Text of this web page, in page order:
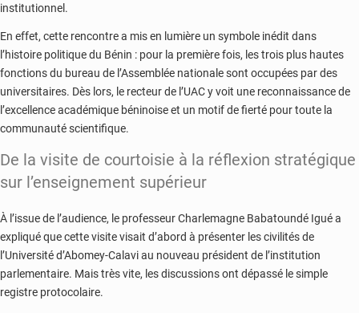
institutionnel.
En effet, cette rencontre a mis en lumière un symbole inédit dans
l’histoire politique du Bénin : pour la première fois, les trois plus hautes
fonctions du bureau de l’Assemblée nationale sont occupées par des
universitaires. Dès lors, le recteur de l’UAC y voit une reconnaissance de
l’excellence académique béninoise et un motif de fierté pour toute la
communauté scientifique.
De la visite de courtoisie à la réflexion stratégique
sur l’enseignement supérieur
À l’issue de l’audience, le professeur Charlemagne Babatoundé Igué a
expliqué que cette visite visait d’abord à présenter les civilités de
l’Université d’Abomey-Calavi au nouveau président de l’institution
parlementaire. Mais très vite, les discussions ont dépassé le simple
registre protocolaire.